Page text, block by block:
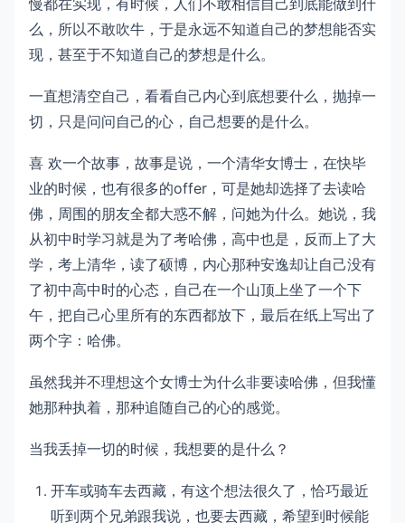
慢都在实现，有时候，人们不敢相信自己到底能做到什
么，所以不敢吹牛，于是永远不知道自己的梦想能否实
现，甚至于不知道自己的梦想是什么。
一直想清空自己，看看自己内心到底想要什么，抛掉一
切，只是问问自己的心，自己想要的是什么。
喜 欢一个故事，故事是说，一个清华女博士，在快毕
业的时候，也有很多的offer，可是她却选择了去读哈
佛，周围的朋友全都大惑不解，问她为什么。她说，我
从初中时学习就是为了考哈佛，高中也是，反而上了大
学，考上清华，读了硕博，内心那种安逸却让自己没有
了初中高中时的心态，自己在一个山顶上坐了一个下
午，把自己心里所有的东西都放下，最后在纸上写出了
两个字：哈佛。
虽然我并不理想这个女博士为什么非要读哈佛，但我懂
她那种执着，那种追随自己的心的感觉。
当我丢掉一切的时候，我想要的是什么？
开车或骑车去西藏，有这个想法很久了，恰巧最近
听到两个兄弟跟我说，也要去西藏，希望到时候能